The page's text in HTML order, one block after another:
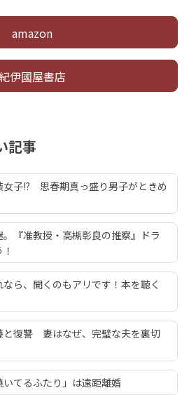
amazon
紀伊國屋書店
記事
女子!? 思春期真っ盛り男子がときめ
『准教授・高槻彰良の推察』ドラ
ら、聞くのもアリです！本を聴く
復讐 妻はなぜ、完璧な夫を裏切
てるふたり」は遠距離婚